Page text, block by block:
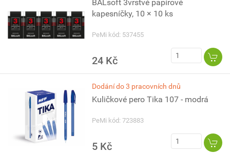
BALsoft 3vrstvé papírové
kapesníčky, 10 × 10 ks
PeMi kód: 537455
24 Kč
Dodání do 3 pracovních dnů
Kuličkové pero Tika 107 - modrá
PeMi kód: 723883
5 Kč